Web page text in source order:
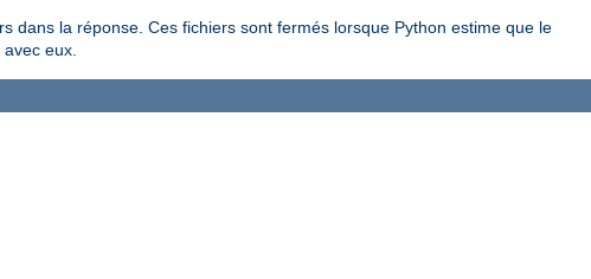
dans la réponse. Ces fichiers sont fermés lorsque Python estime que le
eux.